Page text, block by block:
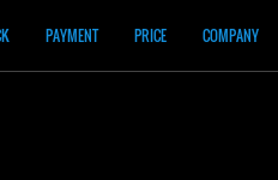
PAYMENT PRICE COMPANY